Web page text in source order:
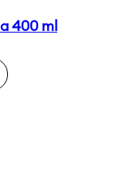
400 ml